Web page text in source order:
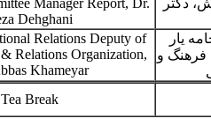
Academic Committee
Speech, International
Islamic Culture & Relations
Dr. Abbas
10:40-
11